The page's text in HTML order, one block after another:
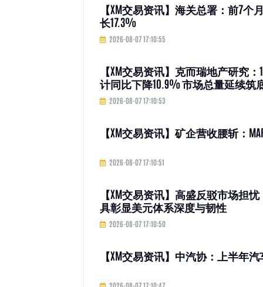
【XM交易资讯】海关总署：前7
长17.3%
2026-08-07 17:10:55
【XM交易资讯】克而瑞地产研究
计同比下降10.9% 市场总量延续筑
2026-08-07 17:10:53
【XM交易资讯】矿企营收腰斩：
2026-08-07 17:10:51
【XM交易资讯】高盛反驳市场担
具彰显美元体系深度与韧性
2026-08-07 17:10:50
【XM交易资讯】中汽协：上半年